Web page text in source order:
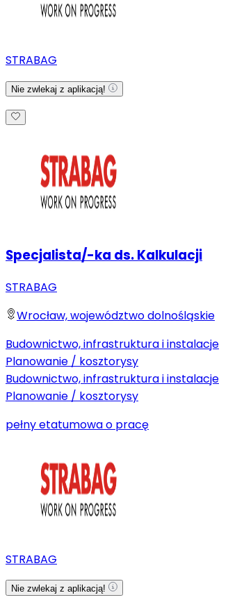
STRABAG
Nie zwlekaj z aplikacją!
Specjalista/-ka ds. Kalkulacji
STRABAG
Wrocław, województwo dolnośląskie
Budownictwo, infrastruktura i instalacje
Planowanie / kosztorysy
Budownictwo, infrastruktura i instalacje
Planowanie / kosztorysy
pełny etatumowa o pracę
STRABAG
Nie zwlekaj z aplikacją!